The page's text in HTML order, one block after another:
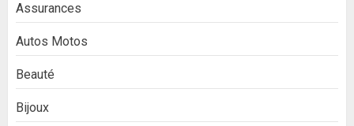
Assurances
Autos Motos
Beauté
Bijoux